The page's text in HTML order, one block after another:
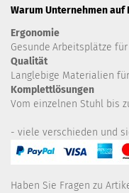
Warum Unternehmen auf
Ergonomie
Gesunde Arbeitsplätze
Qualität
Langlebige Materialien
Komplettlösungen
Vom einzelnen Stuhl bis
- viele verschieden und
Haben Sie Fragen zu